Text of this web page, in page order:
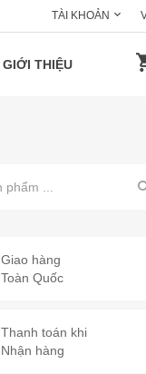
TÀI KHOẢN
GIỚI THIỆU
Giao hàng
Toàn Quốc
Thanh toán khi
Nhận hàng